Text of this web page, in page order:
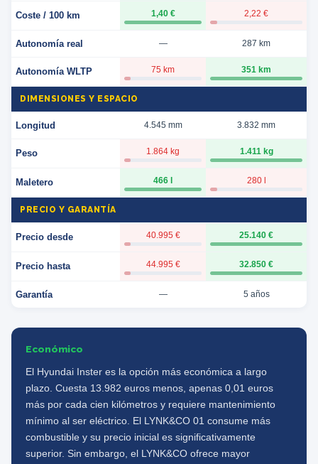
Coste / 100 km 1,40 € 2,22 €
Autonomía real — 287 km
Autonomía WLTP 75 km 351 km
DIMENSIONES Y ESPACIO
Longitud 4.545 mm 3.832 mm
Peso 1.864 kg 1.411 kg
Maletero 466 l 280 l
PRECIO Y GARANTÍA
Precio desde 40.995 € 25.140 €
Precio hasta 44.995 € 32.850 €
Garantía — 5 años
Económico
El Hyundai Inster es la opción más económica a largo
plazo. Cuesta 13.982 euros menos, apenas 0,01 euros
más por cada cien kilómetros y requiere mantenimiento
mínimo al ser eléctrico. El LYNK&CO 01 consume más
combustible y su precio inicial es significativamente
superior. Sin embargo, el LYNK&CO ofrece mayor